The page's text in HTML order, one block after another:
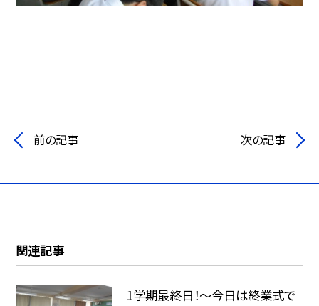
前の記事 次の記事
関連記事
1学期最終日！～今日は終業式で